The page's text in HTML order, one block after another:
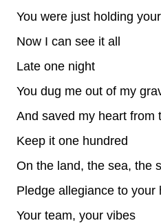
You were just holding
Now I can see it all
Late one night
You dug me out of my
And saved my heart from
Keep it one hundred
On the land, the sea, the
Pledge allegiance to your
Your team, your vibes